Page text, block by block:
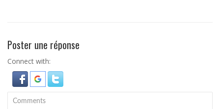
Poster une réponse
Connect with: